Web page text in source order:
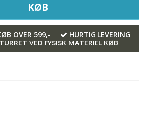
KØB
OVER 599,-
HURTIG LEVERING
VED FYSISK MATERIEL KØB